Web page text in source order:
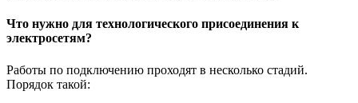
Что нужно для технологического присоединения к
электросетям?
Работы по подключению проходят в несколько стадий.
Порядок такой: